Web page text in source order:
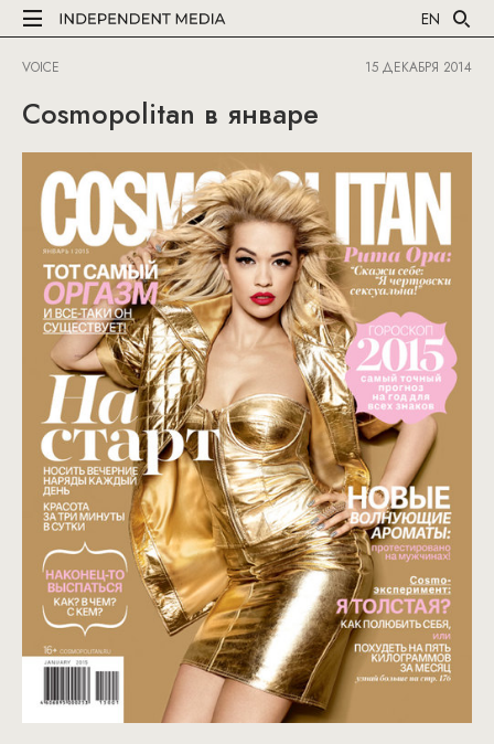
EN
VOICE 15 ДЕКАБРЯ 2014
Cosmopolitan в январе